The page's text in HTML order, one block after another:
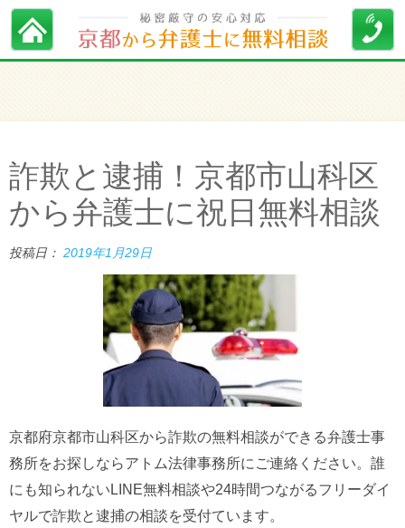
詐欺と逮捕！京都市山科区
から弁護士に祝日無料相談
投稿日： 2019年1月29日
京都府京都市山科区から詐欺の無料相談ができる弁護士事
務所をお探しならアトム法律事務所にご連絡ください。誰
にも知られないLINE無料相談や24時間つながるフリーダイ
ヤルで詐欺と逮捕の相談を受付ています。